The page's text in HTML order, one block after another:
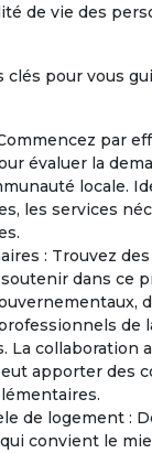
de vie des
clés pour vous
par
évaluer la
locale.
les services
: Trouvez
dans ce
de
La collaboration
apporter des
de logement :
convient le